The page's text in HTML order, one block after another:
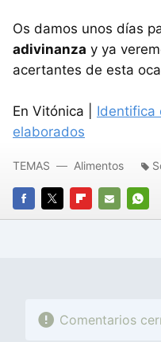
Os damos unos días
adivinanza y ya
acertantes de esta
En Vitónica | Identifica
elaborados
FACEBOOK
TWITTERFLIPBOARD
E-
TEMAS Alimentos
Comentarios